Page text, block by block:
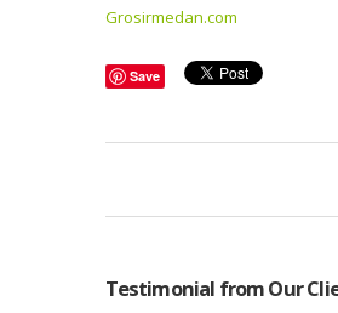
Grosirmedan.com
Save
Testimonial from Our